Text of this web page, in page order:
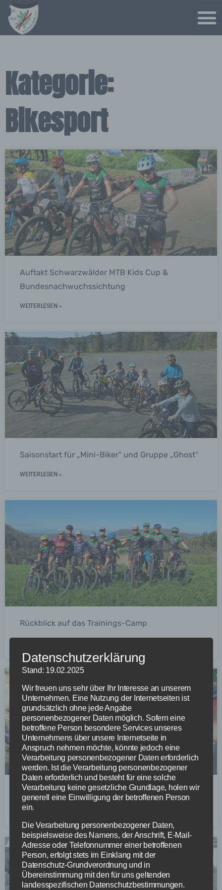
Kategorie:
Bikesport
Auftakt Schwarzwälder MTB Kids Cup &
Bundesnachwuchssichtung
WEITERLESEN »
Saisonstart für „Mini-Biker“ und Gruppe „Ghost“
WEITERLESEN »
Rückblick auf das Trainings-Camp
Mike-s Bikesstation Race Team
WEITERLESEN »
Datenschutzerklärung
Stand: 19.02.2025
Wir freuen uns sehr über Ihr Interesse an unserem
Unternehmen. Eine Nutzung der Internetseiten ist
grundsätzlich ohne jede Angabe
personenbezogener Daten möglich. Sofern eine
betroffene Person besondere Services unseres
Unternehmens über unsere Internetseite in
Anspruch nehmen möchte, könnte jedoch eine
Verarbeitung personenbezogener Daten erforderlich
werden. Ist die Verarbeitung personenbezogener
Daten erforderlich und besteht für eine solche
Verarbeitung keine gesetzliche Grundlage, holen wir
generell eine Einwilligung der betroffenen Person
ein.
Die Verarbeitung personenbezogener Daten,
beispielsweise des Namens, der Anschrift, E-Mail-
Adresse oder Telefonnummer einer betroffenen
Person, erfolgt stets im Einklang mit der
Datenschutz-Grundverordnung und in
Übereinstimmung mit den für uns geltenden
landesspezifischen Datenschutzbestimmungen.